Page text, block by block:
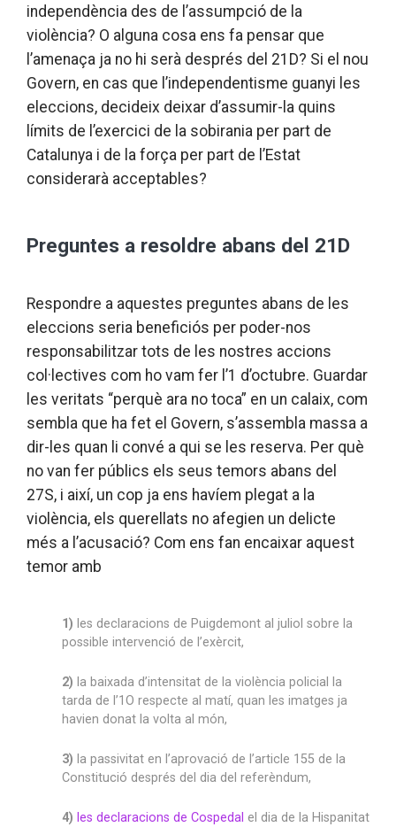
independència des de l’assumpció de la
violència? O alguna cosa ens fa pensar que
l’amenaça ja no hi serà després del 21D? Si el nou
Govern, en cas que l’independentisme guanyi les
eleccions, decideix deixar d’assumir-la quins
límits de l’exercici de la sobirania per part de
Catalunya i de la força per part de l’Estat
considerarà acceptables?
Preguntes a resoldre abans del 21D
Respondre a aquestes preguntes abans de les
eleccions seria beneficiós per poder-nos
responsabilitzar tots de les nostres accions
col·lectives com ho vam fer l’1 d’octubre. Guardar
les veritats “perquè ara no toca” en un calaix, com
sembla que ha fet el Govern, s’assembla massa a
dir-les quan li convé a qui se les reserva. Per què
no van fer públics els seus temors abans del
27S, i així, un cop ja ens havíem plegat a la
violència, els querellats no afegien un delicte
més a l’acusació? Com ens fan encaixar aquest
temor amb
1) les declaracions de Puigdemont al juliol sobre la
possible intervenció de l’exèrcit,
2) la baixada d’intensitat de la violència policial la
tarda de l’1O respecte al matí, quan les imatges ja
havien donat la volta al món,
3) la passivitat en l’aprovació de l’article 155 de la
Constitució després del dia del referèndum,
4) les declaracions de Cospedal el dia de la Hispanitat